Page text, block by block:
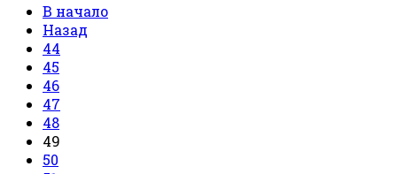
В начало
Назад
44
45
46
47
48
49
50